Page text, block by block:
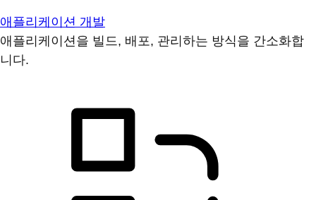
애플리케이션 개발
애플리케이션을 빌드, 배포, 관리하는 방식을 간소화합
니다.